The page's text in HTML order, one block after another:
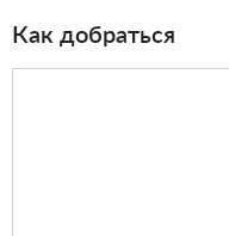
Как добраться